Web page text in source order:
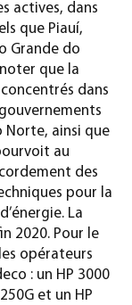
actives, dans
que Piauí,
Grande do
que la
dans
Norte, ainsi que
au
des
pour la
La
2020. Pour le
opérateurs
: un HP 3000
et un HP